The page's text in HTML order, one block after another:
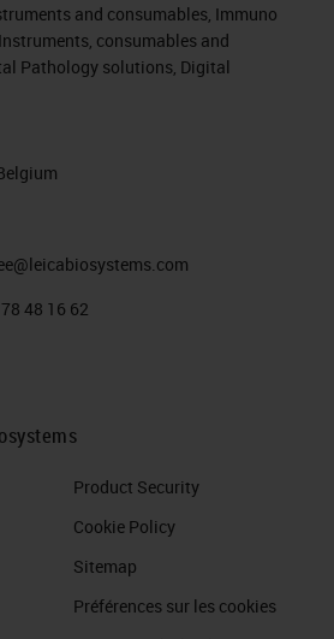
and consumables, Immuno
consumables and
Pathology solutions, Digital
48 16 62
Product Security
Cookie Policy
Sitemap
Préférences sur les cookies